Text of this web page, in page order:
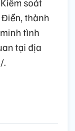
thành
tình
tại địa
.